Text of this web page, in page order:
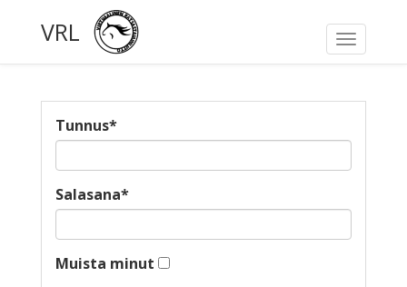
Toggle
VRL
Tunnus*
Salasana*
Muista minut